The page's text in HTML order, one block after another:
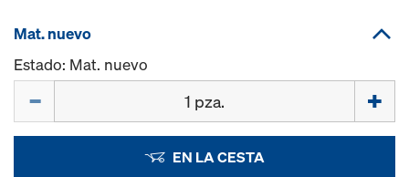
Mat. nuevo
Estado: Mat. nuevo
EN LA CESTA